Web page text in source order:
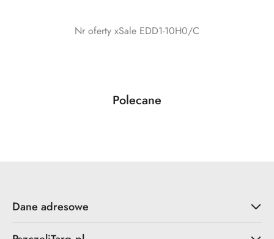
Nr oferty xSale EDD1-10H0/C
Pomiń karuzelę produktów
Produkty
Polecane
Dane adresowe